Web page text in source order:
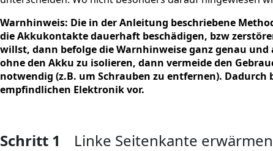
Warnhinweis: Die in der Anleitung beschriebene
die Akkukontakte dauerhaft beschädigen, bzw
willst, dann befolge die Warnhinweise ganz genau
ohne den Akku zu isolieren, dann vermeide den
notwendig (z.B. um Schrauben zu entfernen).
empfindlichen Elektronik vor.
Schritt 1 Linke Seitenkante erwärmen